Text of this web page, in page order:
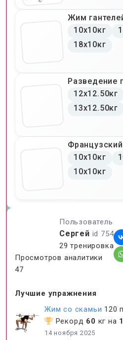
Пользователь
Сергей id 754
29 тренировка
Просмотров аналитики
47
Лучшие упражнения
Жим со скамьи 120
Рекорд 60 кг на
14 ноября 2025
Жим
10x10кг
18x10кг
Разведение
12x12.50кг
13x12.50кг
10x10кг
10x10кг